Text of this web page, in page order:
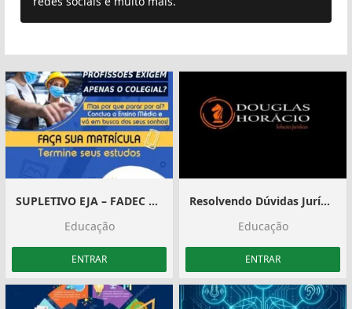
SUPLETIVO EJA – FADEC EAD
Educação
ENTRAR
Resolvendo Dúvidas Jurídicas SP
Educação
ENTRAR